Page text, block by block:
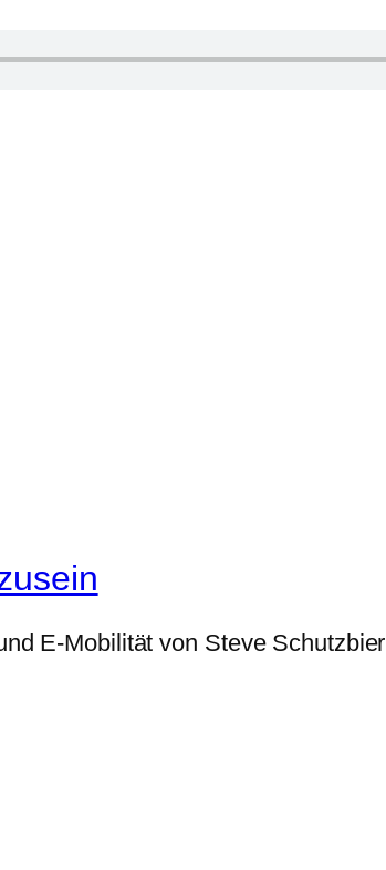
E-Mobilität von Steve Schutzbier